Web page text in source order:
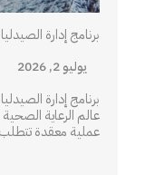
برنامج إدارة
يوليو 2, 2026
برنامج إدارة
عالم الرعاية
عملية معقدة